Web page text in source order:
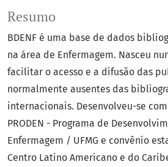
Resumo
BDENF é uma base de dados
na área de Enfermagem. Nasceu
facilitar o acesso e a difusão das
normalmente ausentes das
internacionais. Desenvolveu-se
PRODEN - Programa de
Enfermagem / UFMG e convênio
Centro Latino Americano e do